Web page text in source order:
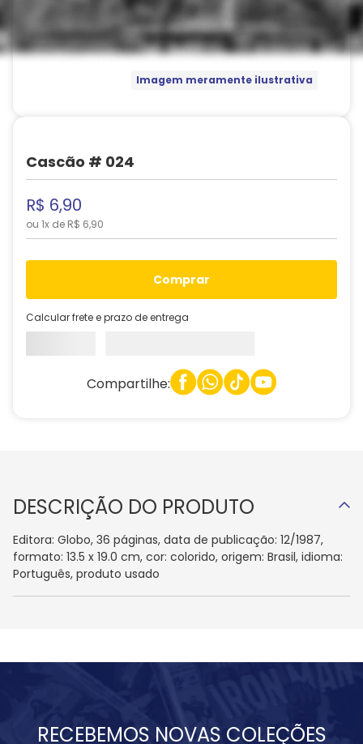
Imagem meramente ilustrativa
Cascão # 024
R$ 6,90
ou 1x de R$ 6,90
comprar
Calcular frete e prazo de entrega
Compartilhe:
DESCRIÇÃO DO PRODUTO
Editora: Globo, 36 páginas, data de publicação: 12/1987,
formato: 13.5 x 19.0 cm, cor: colorido, origem: Brasil, idioma:
Português, produto usado
RECEBEMOS NOVAS COLEÇÕES